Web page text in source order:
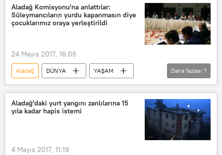
Mehmet Aktaş
Cuma Ali Genç
Yurt yangını
Aladağ Komisyonu'na anlattılar:
Süleymancıların yurdu kapanmasın diye
çocuklarımız oraya yerleştirildi
24 Mayıs 2017, 16:06
Aladağ DÜNYA
YAŞAM
Türkiye
Haberler
POLİTİKA
Adana
TBMM Aladağ Yurt Yangınını Araştırma Komisyonu
Daha fazlası 7
Aladağ'daki yurt yangını zanlılarına 15
yıla kadar hapis istemi
4 Mayıs 2017, 11:19